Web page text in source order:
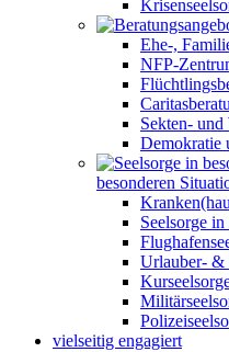
Ehe-,
NFP-
Sekten- und
Demokratie
besonderen
Seelsorge
Urlauber- &
vielseitig engagiert